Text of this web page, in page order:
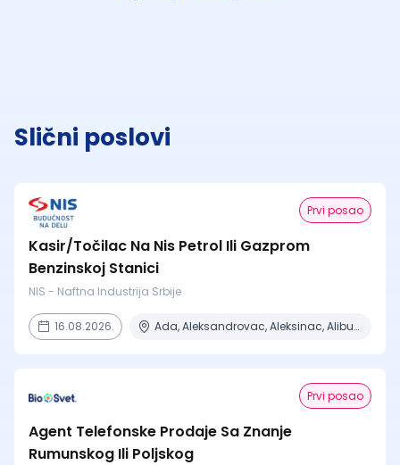
Slični poslovi
Prvi posao
Kasir/Točilac Na Nis Petrol Ili Gazprom
Benzinskoj Stanici
NIS - Naftna Industrija Srbije
16.08.2026. Ada, Aleksandrovac, Aleksinac, Alibunar, Apatin + 206 mesta
Prvi posao
Agent Telefonske Prodaje Sa Znanje
Rumunskog Ili Poljskog